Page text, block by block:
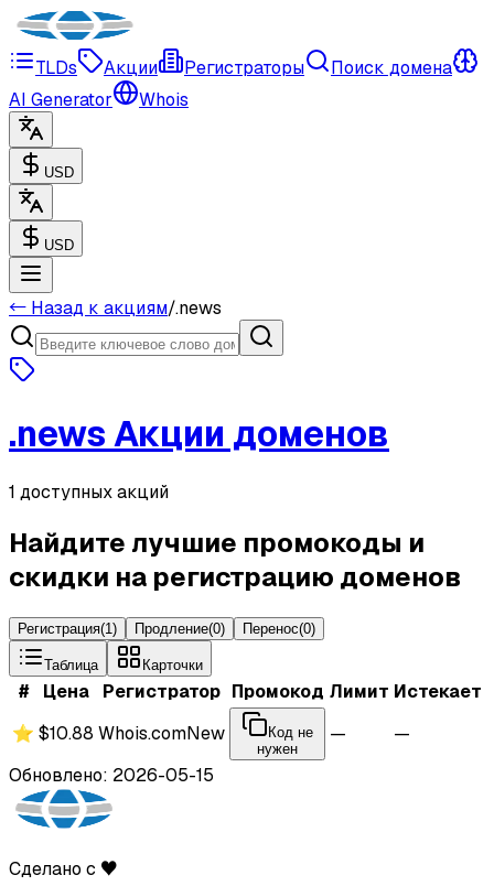
TLDs Акции Регистраторы
Поиск домена
AI Generator
Whois
USD
USD
← Назад к акциям/.news
.newsАкции доменов
1 доступных акций
Найдите лучшие промокоды и
скидки на регистрацию доменов
Регистрация(1) Продление(0) Перенос(0)
Таблица Карточки
# Цена Регистратор Промокод Лимит Истекает
⭐ $10.88 Whois.comNew
Код не
нужен
—
—
Обновлено: 2026-05-15
Сделано с ♥